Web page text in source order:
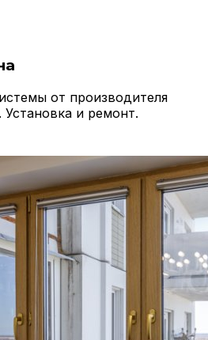
от производителя
Установка и ремонт.